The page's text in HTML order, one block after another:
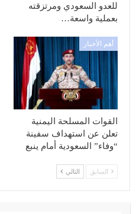
للعدو السعودي ومرتزقته
بعملية واسعة…
أهم الأخبار
القوات المسلحة اليمنية
تعلن عن استهداف سفينة
“وفاء” السعودية أمام ينبع
السابق التالي